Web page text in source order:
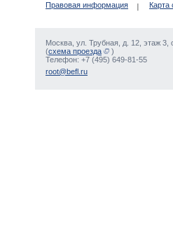
Правовая информация Карта
Москва, ул. Трубная, д. 12, этаж 3,
(схема проезда
)
Телефон: +7 (495) 649-81-55
root@befl.ru